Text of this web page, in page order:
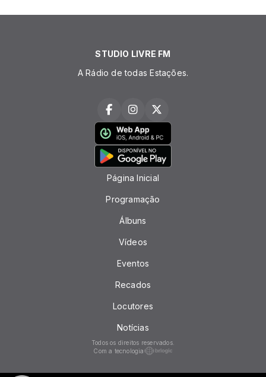
STUDIO LIVRE FM
A Rádio de todas Estações.
Página Inicial
Programação
Álbuns
Vídeos
Eventos
Recados
Locutores
Notícias
Todos os direitos reservados.
Com a tecnologia